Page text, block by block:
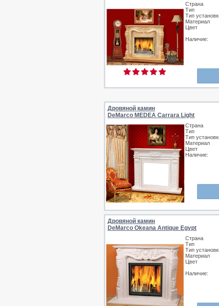
Страна
Тип
Тип
Материал
Цвет
Наличие:
Дровяной камин
DeMarco MEDEA Carrara Light
Страна
Тип
Тип
Материал
Цвет
Наличие:
Дровяной камин
DeMarco Okeana Antique Egypt
Страна
Тип
Тип
Материал
Цвет
Наличие: